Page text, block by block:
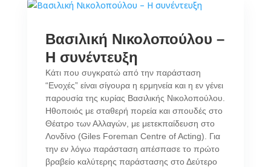
Βασιλική Νικολοπούλου –
Η συνέντευξη
Κάτι που συγκρατώ από την παράσταση
“Ενοχές” είναι σίγουρα η ερμηνεία και η εν γένει
παρουσία της κυρίας Βασιλικής Νικολοπούλου.
Ηθοποιός με σταθερή πορεία και σπουδές στο
Θέατρο των Αλλαγών, με μετεκπαίδευση στο
Λονδίνο (Giles Foreman Centre of Acting). Για
την εν λόγω παράσταση απέσπασε το πρώτο
βραβείο καλύτερης παράστασης στο Δεύτερο